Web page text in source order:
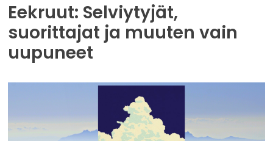
Eekruut: Selviytyjät,
suorittajat ja muuten vain
uupuneet